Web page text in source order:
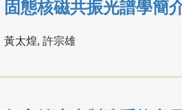
固態核磁共振光譜學簡
黃太煌, 許宗雄